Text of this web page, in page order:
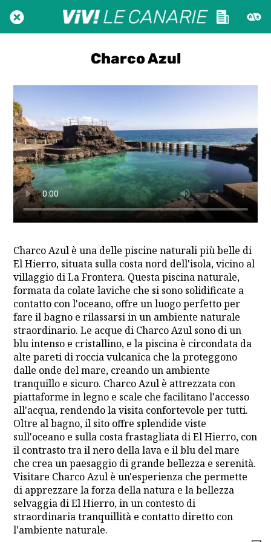
Charco Azul
Charco Azul è una delle piscine naturali più belle di
El Hierro, situata sulla costa nord dell'isola, vicino al
villaggio di La Frontera. Questa piscina naturale,
formata da colate laviche che si sono solidificate a
contatto con l'oceano, offre un luogo perfetto per
fare il bagno e rilassarsi in un ambiente naturale
straordinario. Le acque di Charco Azul sono di un
blu intenso e cristallino, e la piscina è circondata da
alte pareti di roccia vulcanica che la proteggono
dalle onde del mare, creando un ambiente
tranquillo e sicuro. Charco Azul è attrezzata con
piattaforme in legno e scale che facilitano l'accesso
all'acqua, rendendo la visita confortevole per tutti.
Oltre al bagno, il sito offre splendide viste
sull'oceano e sulla costa frastagliata di El Hierro, con
il contrasto tra il nero della lava e il blu del mare
che crea un paesaggio di grande bellezza e serenità.
Visitare Charco Azul è un'esperienza che permette
di apprezzare la forza della natura e la bellezza
selvaggia di El Hierro, in un contesto di
straordinaria tranquillità e contatto diretto con
l'ambiente naturale.